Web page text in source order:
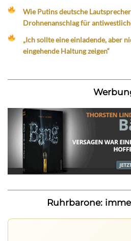
Wie Putins deutsche
Drohnenanschlag für
„Ich sollte eine einladende, aber
eingehende Haltung zeigen“
Ruhrbarone: